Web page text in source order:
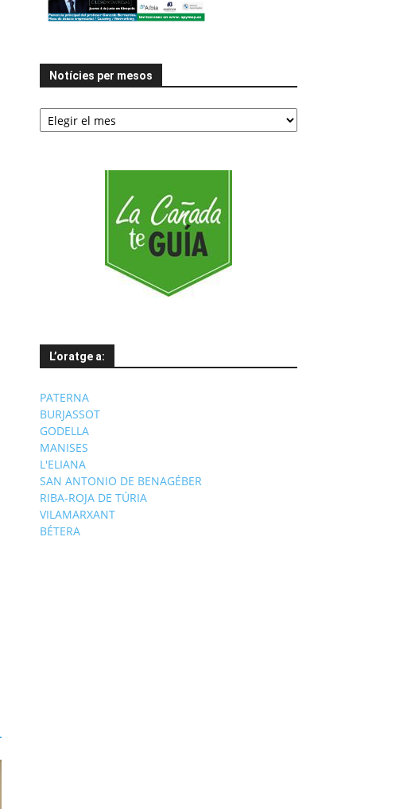
Notícies per mesos
Notícies
per
L’oratge a:
PATERNA
BURJASSOT
GODELLA
MANISES
L'ELIANA
SAN ANTONIO DE BENAGÉBER
RIBA-ROJA DE TÚRIA
VILAMARXANT
BÉTERA